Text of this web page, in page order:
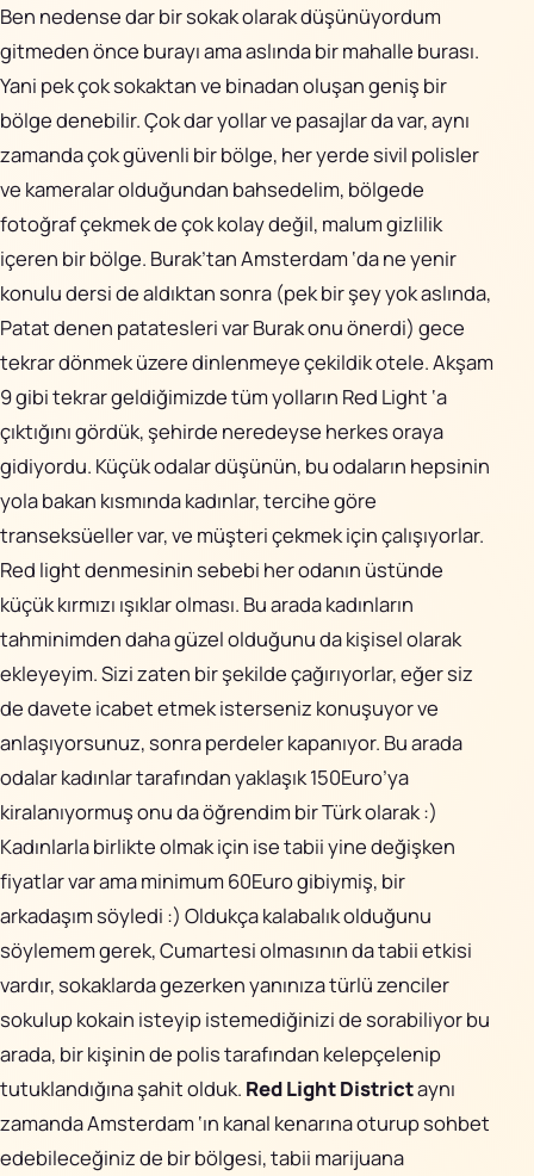
Ben nedense dar bir sokak olarak düşünüyordum
gitmeden önce burayı ama aslında bir mahalle burası.
Yani pek çok sokaktan ve binadan oluşan geniş bir
bölge denebilir. Çok dar yollar ve pasajlar da var, aynı
zamanda çok güvenli bir bölge, her yerde sivil polisler
ve kameralar olduğundan bahsedelim, bölgede
fotoğraf çekmek de çok kolay değil, malum gizlilik
içeren bir bölge. Burak’tan Amsterdam ‘da ne yenir
konulu dersi de aldıktan sonra (pek bir şey yok aslında,
Patat denen patatesleri var Burak onu önerdi) gece
tekrar dönmek üzere dinlenmeye çekildik otele. Akşam
9 gibi tekrar geldiğimizde tüm yolların Red Light ‘a
çıktığını gördük, şehirde neredeyse herkes oraya
gidiyordu. Küçük odalar düşünün, bu odaların hepsinin
yola bakan kısmında kadınlar, tercihe göre
transeksüeller var, ve müşteri çekmek için çalışıyorlar.
Red light denmesinin sebebi her odanın üstünde
küçük kırmızı ışıklar olması. Bu arada kadınların
tahminimden daha güzel olduğunu da kişisel olarak
ekleyeyim. Sizi zaten bir şekilde çağırıyorlar, eğer siz
de davete icabet etmek isterseniz konuşuyor ve
anlaşıyorsunuz, sonra perdeler kapanıyor. Bu arada
odalar kadınlar tarafından yaklaşık 150Euro’ya
kiralanıyormuş onu da öğrendim bir Türk olarak :)
Kadınlarla birlikte olmak için ise tabii yine değişken
fiyatlar var ama minimum 60Euro gibiymiş, bir
arkadaşım söyledi :) Oldukça kalabalık olduğunu
söylemem gerek, Cumartesi olmasının da tabii etkisi
vardır, sokaklarda gezerken yanınıza türlü zenciler
sokulup kokain isteyip istemediğinizi de sorabiliyor bu
arada, bir kişinin de polis tarafından kelepçelenip
tutuklandığına şahit olduk. Red Light Districtaynı
zamanda Amsterdam ‘ın kanal kenarına oturup sohbet
edebileceğiniz de bir bölgesi, tabii marijuana